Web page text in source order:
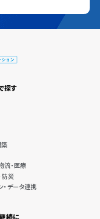
探す
流・医療
防災
・データ連携
続に